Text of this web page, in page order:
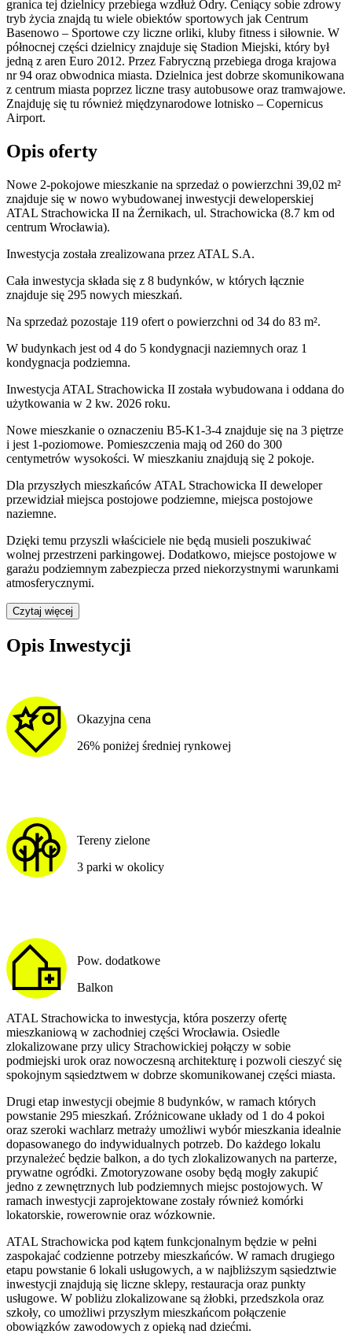
granica tej dzielnicy przebiega wzdłuż Odry. Ceniący sobie zdrowy
tryb życia znajdą tu wiele obiektów sportowych jak Centrum
Basenowo – Sportowe czy liczne orliki, kluby fitness i siłownie. W
północnej części dzielnicy znajduje się Stadion Miejski, który był
jedną z aren Euro 2012. Przez Fabryczną przebiega droga krajowa
nr 94 oraz obwodnica miasta. Dzielnica jest dobrze skomunikowana
z centrum miasta poprzez liczne trasy autobusowe oraz tramwajowe.
Znajduję się tu również międzynarodowe lotnisko – Copernicus
Airport.
Opis oferty
Nowe 2-pokojowe mieszkanie na sprzedaż o powierzchni 39,02 m²
znajduje się w nowo wybudowanej inwestycji deweloperskiej
ATAL Strachowicka II na Żernikach, ul. Strachowicka (8.7 km od
centrum Wrocławia).
Inwestycja została zrealizowana przez ATAL S.A.
Cała inwestycja składa się z 8 budynków, w których łącznie
znajduje się 295 nowych mieszkań.
Na sprzedaż pozostaje 119 ofert o powierzchni od 34 do 83 m².
W budynkach jest od 4 do 5 kondygnacji naziemnych oraz 1
kondygnacja podziemna.
Inwestycja ATAL Strachowicka II została wybudowana i oddana do
użytkowania w 2 kw. 2026 roku.
Nowe mieszkanie o oznaczeniu B5-K1-3-4 znajduje się na 3 piętrze
i jest 1-poziomowe. Pomieszczenia mają od 260 do 300
centymetrów wysokości. W mieszkaniu znajdują się 2 pokoje.
Dla przyszłych mieszkańców ATAL Strachowicka II deweloper
przewidziałmiejsca postojowe podziemne, miejsca postojowe
naziemne.
Dzięki temu przyszli właściciele nie będą musieli poszukiwać
wolnej przestrzeni parkingowej. Dodatkowo, miejsce postojowe w
garażu podziemnym zabezpiecza przed niekorzystnymi warunkami
atmosferycznymi.
Czytaj więcej
Opis Inwestycji
Okazyjna cena
26% poniżej średniej rynkowej
Tereny zielone
3 parki w okolicy
Pow. dodatkowe
Balkon
ATAL Strachowicka to inwestycja, która poszerzy ofertę
mieszkaniową w zachodniej części Wrocławia. Osiedle
zlokalizowane przy ulicy Strachowickiej połączy w sobie
podmiejski urok oraz nowoczesną architekturę i pozwoli cieszyć się
spokojnym sąsiedztwem w dobrze skomunikowanej części miasta.
Drugi etap inwestycji obejmie 8 budynków, w ramach których
powstanie 295 mieszkań. Zróżnicowane układy od 1 do 4 pokoi
oraz szeroki wachlarz metraży umożliwi wybór mieszkania idealnie
dopasowanego do indywidualnych potrzeb. Do każdego lokalu
przynależeć będzie balkon, a do tych zlokalizowanych na parterze,
prywatne ogródki. Zmotoryzowane osoby będą mogły zakupić
jedno z zewnętrznych lub podziemnych miejsc postojowych. W
ramach inwestycji zaprojektowane zostały również komórki
lokatorskie, rowerownie oraz wózkownie.
ATAL Strachowicka pod kątem funkcjonalnym będzie w pełni
zaspokajać codzienne potrzeby mieszkańców. W ramach drugiego
etapu powstanie 6 lokali usługowych, a w najbliższym sąsiedztwie
inwestycji znajdują się liczne sklepy, restauracja oraz punkty
usługowe. W pobliżu zlokalizowane są żłobki, przedszkola oraz
szkoły, co umożliwi przyszłym mieszkańcom połączenie
obowiązków zawodowych z opieką nad dziećmi.